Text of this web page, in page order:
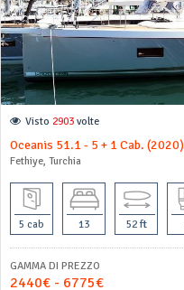
Visto 2903 volte
Oceanis 51.1 - 5 + 1 Cab. (2020)
Fethiye, Turchia
5 cab 13 52 ft
GAMMA DI PREZZO
2440€ - 6775€